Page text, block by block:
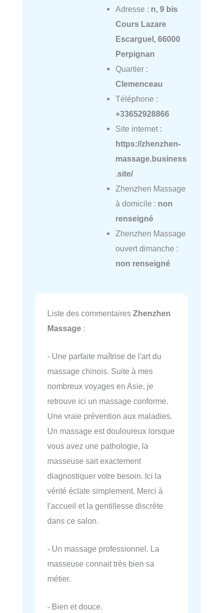
Adresse : n, 9 bis
Cours Lazare
Escarguel, 66000
Perpignan
Quartier :
Clemenceau
Téléphone :
+33652928866
Site internet :
https://zhenzhen-
massage.business
.site/
Zhenzhen Massage
à domicile : non
renseigné
Zhenzhen Massage
ouvert dimanche :
non renseigné
Liste des commentaires Zhenzhen
Massage :
- Une parfaite maîtrise de l'art du
massage chinois. Suite à mes
nombreux voyages en Asie, je
retrouve ici un massage conforme.
Une vraie prévention aux maladies.
Un massage est douloureux lorsque
vous avez une pathologie, la
masseuse sait exactement
diagnostiquer votre besoin. Ici la
vérité éclate simplement. Merci à
l'accueil et la gentillesse discrète
dans ce salon.
- Un massage professionnel. La
masseuse connait très bien sa
métier.
- Bien et douce.